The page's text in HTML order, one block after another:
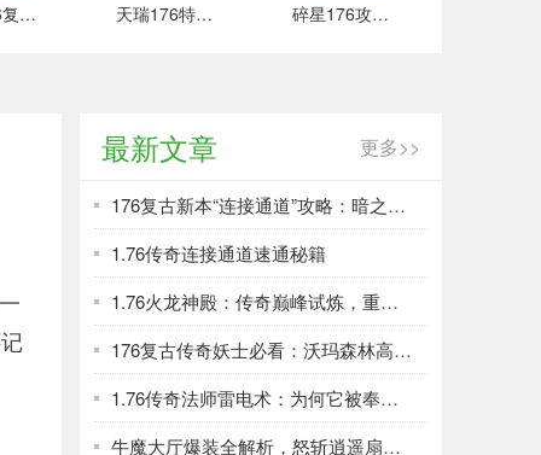
雷师176复古 好玩的 天瑞176特戒地图开放 碎星176攻速神技本服攻略
最新文章 更多>>
176复古新本“连接通道”攻略：暗之血魔掉落裁决
1.76传奇连接通道速通秘籍
1.76火龙神殿：传奇巅峰试炼，重温兄弟屠龙热血！
176复古传奇妖士必看：沃玛森林高效刷级与资源全攻略
1.76传奇法师雷电术：为何它被奉为版本最强杀招
牛魔大厅爆装全解析，怒斩逍遥扇等你拿